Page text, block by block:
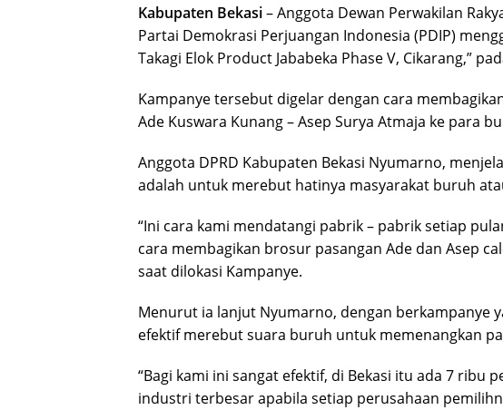
Kabupaten Bekasi– Anggota Dewan Perwakilan
Partai Demokrasi Perjuangan Indonesia (PDIP)
Takagi Elok Product Jababeka Phase V, Cikarang,”
Kampanye tersebut digelar dengan cara
Ade Kuswara Kunang – Asep Surya Atmaja ke para
Anggota DPRD Kabupaten Bekasi Nyumarno,
adalah untuk merebut hatinya masyarakat buruh
“Ini cara kami mendatangi pabrik – pabrik setiap
cara membagikan brosur pasangan Ade dan Asep
saat dilokasi Kampanye.
Menurut ia lanjut Nyumarno, dengan berkampanye
efektif merebut suara buruh untuk memenangkan
“Bagi kami ini sangat efektif, di Bekasi itu ada 7 ribu
industri terbesar apabila setiap perusahaan